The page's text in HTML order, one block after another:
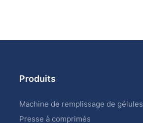
Produits
Machine de remplissage de gélules
Presse à comprimés